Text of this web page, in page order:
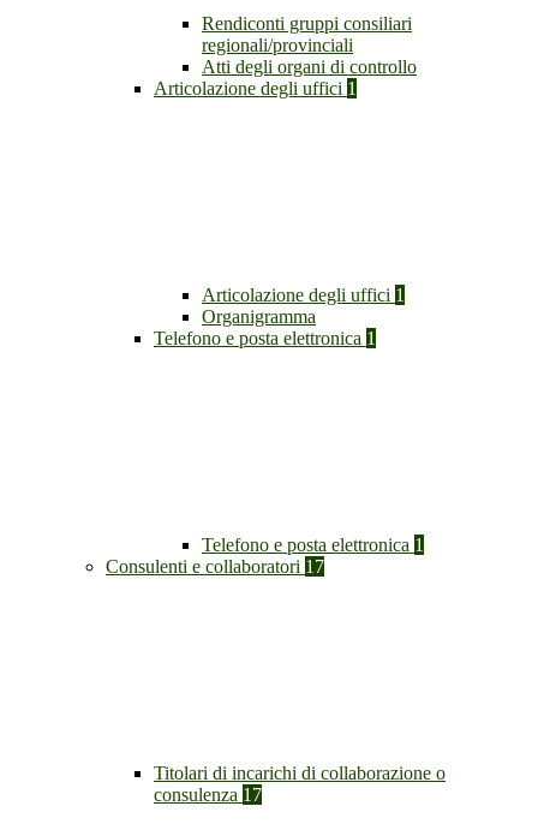
Rendiconti gruppi consiliari
regionali/provinciali
Atti degli organi di controllo
Articolazione degli uffici 1
Articolazione degli uffici 1
Organigramma
Telefono e posta elettronica 1
Telefono e posta elettronica 1
Consulenti e collaboratori 17
Titolari di incarichi di collaborazione o
consulenza 17